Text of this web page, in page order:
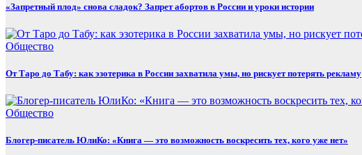
«Запретный плод» снова сладок? Запрет абортов в России и уроки истории
Общество
От Таро до Табу: как эзотерика в России захватила умы, но рискует потерять рекламу
Общество
Блогер-писатель ЮлиКо: «Книга — это возможность воскресить тех, кого уже нет»